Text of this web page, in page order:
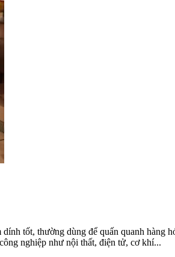
tốt, thường dùng để quấn quanh hàng
nghiệp như nội thất, điện tử, cơ khí...